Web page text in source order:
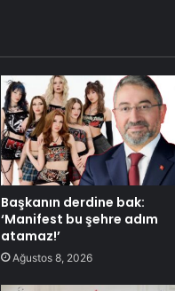
Başkanın derdine bak:
‘Manifest bu şehre adım
atamaz!’
Ağustos 8, 2026